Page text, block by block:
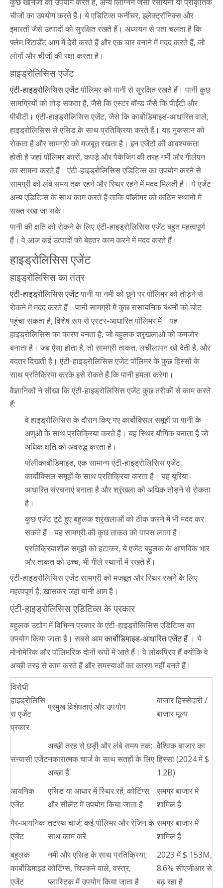
चीजों का उपयोग करते हैं। ये एडिटिव्स फर्नीचर, इलेक्ट्रॉनिक्स और
इमारतों जैसे उत्पादों को सुरक्षित रखते हैं। अध्ययन से पता चलता है कि
फ्लेम रिटार्डेंट आग में देरी करते हैं और एक चार बनाने में मदद करते हैं, जो
लोगों और चीजों की रक्षा करता है।
हाइड्रोलिसिस एजेंट
एंटी-हाइड्रोलिसिस एजेंटपॉलिमर को पानी से सुरक्षित रखते हैं। पानी कुछ
सामग्रियों को तोड़ सकता है, जैसे कि एस्टर बॉन्ड जैसे कि पीईटी और
पीबीटी। एंटी-हाइड्रोलिसिस एजेंट, जैसे कि कार्बोडिमाइड-आधारित वाले,
हाइड्रोलिसिस से एसिड के साथ प्रतिक्रिया करते हैं। यह नुकसान को
रोकता है और सामग्री को मजबूत रखता है। इन एजेंटों की आवश्यकता
होती है जहां पॉलिमर कारों, कपड़े और पैकेजिंग की तरह गर्मी और गीलेपन
का सामना करते हैं। एंटी-हाइड्रोलिसिस एडिटिव्स का उपयोग करने से
सामग्री को लंबे समय तक रहने और स्थिर रहने में मदद मिलती है। ये एजेंट
अन्य एडिटिव्स के साथ काम करते हैं ताकि पॉलीमर को कठिन स्थानों में
सख्त रखा जा सके।
पानी की क्षति को रोकने के लिए एंटी-हाइड्रोलिसिस एजेंट बहुत महत्वपूर्ण
हैं। वे आज कई उत्पादों को बेहतर काम करने में मदद करते हैं।
हाइड्रोलिसिस एजेंट
हाइड्रोलिसिस का तंत्र
एंटी-हाइड्रोलिसिस एजेंटपानी या नमी को छूने पर पॉलिमर को तोड़ने से
रोकने में मदद करते हैं। पानी सामग्री में कुछ रासायनिक बंधनों को चोट
पहुंचा सकता है, विशेष रूप से एस्टर-आधारित पॉलिमर में। यह
हाइड्रोलिसिस का कारण बनता है, जो बहुलक श्रृंखलाओं को कमजोर
बनाता है। जब ऐसा होता है, तो सामग्री ताकत, लचीलापन खो देती है, और
बदतर दिखती है। एंटी-हाइड्रोलिसिस एजेंट पॉलिमर के कुछ हिस्सों के
साथ प्रतिक्रिया करके इसे रोकते हैं कि पानी हमला करेगा।
वैज्ञानिकों ने सीखा कि एंटी-हाइड्रोलिसिस एजेंट कुछ तरीकों से काम करते
हैं:
वे हाइड्रोलिसिस के दौरान किए गए कार्बोक्सिल समूहों या पानी के
अणुओं के साथ प्रतिक्रिया करते हैं। यह स्थिर यौगिक बनाता है जो
अधिक क्षति को अवरुद्ध करता है।
पॉलीकार्बोडिमाइड, एक सामान्य एंटी-हाइड्रोलिसिस एजेंट,
कार्बोक्सिल समूहों के साथ प्रतिक्रिया करता है। यह यूरिया-
आधारित संरचनाएं बनाता है और श्रृंखला को अधिक तोड़ने से रोकता
है।
कुछ एजेंट टूटे हुए बहुलक श्रृंखलाओं को ठीक करने में भी मदद कर
सकते हैं। यह सामग्री की कुछ ताकत को वापस लाता है।
प्रतिक्रियाशील समूहों को हटाकर, ये एजेंट बहुलक के आणविक भार
और ताकत को उच्च, भी गीले स्थानों में रखते हैं।
एंटी-हाइड्रोलिसिस एजेंट सामग्री को मजबूत और स्थिर रखने के लिए
महत्वपूर्ण हैं, खासकर जहां पानी आम है।
एंटी-हाइड्रोलिसिस एडिटिव्स के प्रकार
बहुलक उद्योग में विभिन्न प्रकार के एंटी-हाइड्रोलिसिस एडिटिव्स का
उपयोग किया जाता है। सबसे आमकार्बोडिमाइड-आधारित एजेंट हैं । ये
मोनोमेरिक और पॉलिमरिक दोनों रूपों में आते हैं। वे लोकप्रिय हैं क्योंकि वे
अच्छी तरह से काम करते हैं और समस्याओं का कारण नहीं बनते हैं।
विरोधी
हाइड्रोलिसि
स एजेंट
प्रकार
प्रमुख विशेषताएं और उपयोग
बाजार हिस्सेदारी /
बाजार मूल्य
संन्यासी एजेंट
अच्छी तरह से छड़ी और लंबे समय तक;
नकारात्मक चार्ज के साथ सतहों के लिए
अच्छा है
वैश्विक बाजार का
हिस्सा (2024 में $
1.2B)
आयनिक
एजेंट
एसिड या आधार में स्थिर रहें; कोटिंग्स
और सीलेंट में उपयोग किया जाता है
समग्र बाजार में
शामिल है
गैर-आयनिक
एजेंट
तटस्थ चार्ज; कई पॉलिमर और रेजिन के
साथ काम करें
समग्र बाजार में
शामिल है
बहुलक
कार्बोडिमाइड
एजेंट
नमी और एसिड के साथ प्रतिक्रिया;
कोटिंग्स, चिपकने वाले, वस्त्र,
प्लास्टिक में उपयोग किया जाता है
2023 में $ 153M,
8.6% सीएजीआर से
बढ़ रहा है